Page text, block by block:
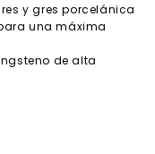
y gres porcelánica
una máxima
de alta